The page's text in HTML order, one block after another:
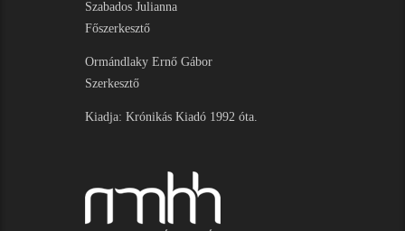
Szabados Julianna
Főszerkesztő
Ormándlaky Ernő Gábor
Szerkesztő
Kiadja: Krónikás Kiadó 1992 óta.